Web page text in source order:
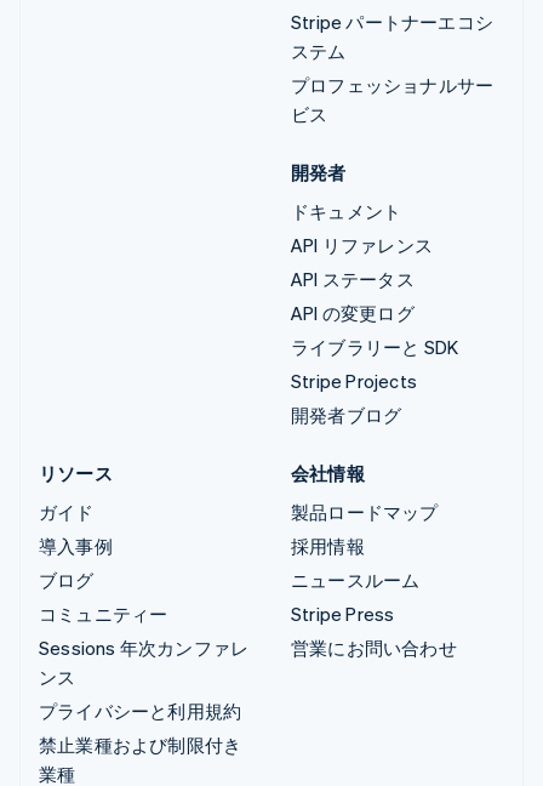
Stripe パートナーエコシ
ステム
プロフェッショナルサー
ビス
開発者
ドキュメント
API リファレンス
API ステータス
API の変更ログ
ライブラリーと SDK
Stripe Projects
開発者ブログ
リソース
ガイド
導入事例
ブログ
コミュニティー
Sessions 年次カンファレ
ンス
プライバシーと利用規約
禁止業種および制限付き
業種
会社情報
製品ロードマップ
採用情報
ニュースルーム
Stripe Press
営業にお問い合わせ